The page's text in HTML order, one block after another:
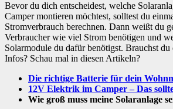
Bevor du dich entscheidest, welche
Camper montieren möchtest, solltest du
Stromverbrauch berechnen. Dann weißt du
Verbraucher wie viel Strom benötigen und
Solarmodule du dafür benötigst. Brauchst
Infos? Schau mal in diesen Artikeln?
Die richtige Batterie für dein
12V Elektrik im Camper – Das
Wie groß muss meine Solaranlage